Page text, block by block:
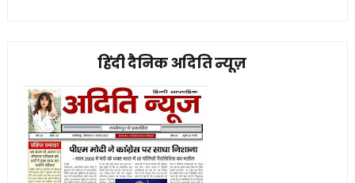
हिंदी दैनिक अदिति न्यूज़